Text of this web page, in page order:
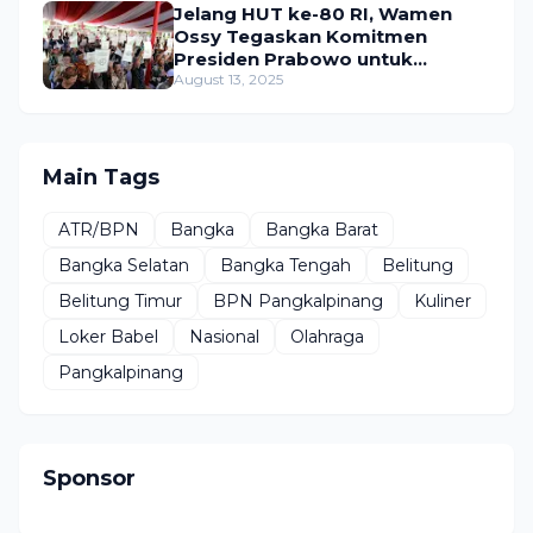
Jelang HUT ke-80 RI, Wamen
Ossy Tegaskan Komitmen
Presiden Prabowo untuk
Menyejahterakan Rakyat
August 13, 2025
Main Tags
ATR/BPN Bangka
Bangka Barat
Bangka Selatan
Bangka Tengah
Belitung
Belitung Timur
BPN Pangkalpinang
Kuliner
Loker Babel
Nasional
Olahraga
Pangkalpinang
Sponsor